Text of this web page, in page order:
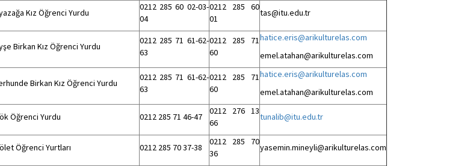
Kız Öğrenci Yurdu
0212 285 60 02-03-
04
0212 285 60
01
tas@itu.edu.tr
Birkan Kız Öğrenci Yurdu
0212 285 71 61-62-
63
0212 285 71
60
hatice.eris@arikulturelas.com
emel.atahan@arikulturelas.com
Birkan Kız Öğrenci Yurdu
0212 285 71 61-62-
63
0212 285 71
60
hatice.eris@arikulturelas.com
emel.atahan@arikulturelas.com
Öğrenci Yurdu 0212 285 71 46-47
0212 276 13
66
tunalib@itu.edu.tr
Öğrenci Yurtları 0212 285 70 37-38
0212 285 70
36
yasemin.mineyli@arikulturelas.com